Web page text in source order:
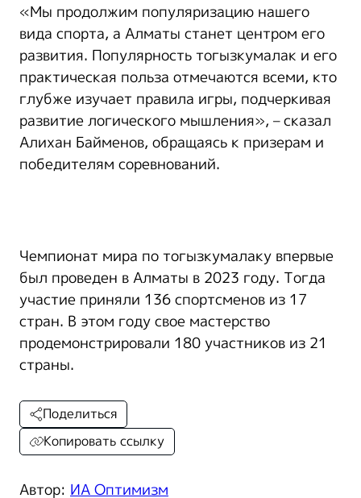
«Мы продолжим популяризацию нашего
вида спорта, а Алматы станет центром его
развития. Популярность тогызкумалак и его
практическая польза отмечаются всеми, кто
глубже изучает правила игры, подчеркивая
развитие логического мышления», – сказал
Алихан Байменов, обращаясь к призерам и
победителям соревнований.
Чемпионат мира по тогызкумалаку впервые
был проведен в Алматы в 2023 году. Тогда
участие приняли 136 спортсменов из 17
стран. В этом году свое мастерство
продемонстрировали 180 участников из 21
страны.
Автор: ИА Оптимизм
Поделиться
Копировать ссылку